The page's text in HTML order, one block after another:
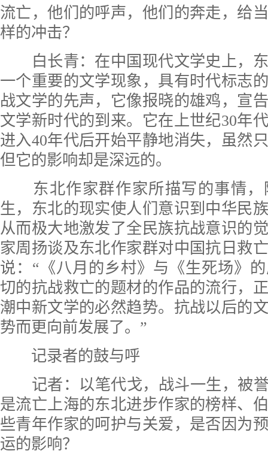
流亡，他们的呼声，他们的奔走，给
样的冲击？
白长青：在中国现代文学史上，东
一个重要的文学现象，具有时代标志
战文学的先声，它像报晓的雄鸡，宣
文学新时代的到来。它在上世纪30年
进入40年代后开始平静地消失，虽然
但它的影响却是深远的。
东北作家群作家所描写的事情，
生，东北的现实使人们意识到中华民
从而极大地激发了全民族抗战意识的
家周扬谈及东北作家群对中国抗日救
说：“《八月的乡村》与《生死场》
切的抗战救亡的题材的作品的流行，
潮中新文学的必然趋势。抗战以后的
势而更向前发展了。”
记录者的鼓与呼
记者：以笔代戈，战斗一生，被誉
是流亡上海的东北进步作家的榜样、
些青年作家的呵护与关爱，是否因为
运的影响？